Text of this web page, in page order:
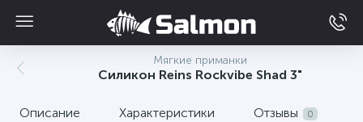
Мягкие приманки
Силикон Reins Rockvibe Shad 3"
Описание Характеристики Отзывы 0